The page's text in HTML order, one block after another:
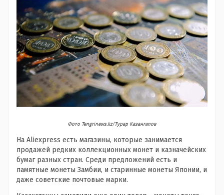
Фото Tengrinews.kz/Турар Казангапов
На Aliexpress есть магазины, которые занимается
продажей редких коллекционных монет и казначейских
бумаг разных стран. Среди предложений есть и
памятные монеты Замбии, и старинные монеты Японии, и
даже советские почтовые марки.